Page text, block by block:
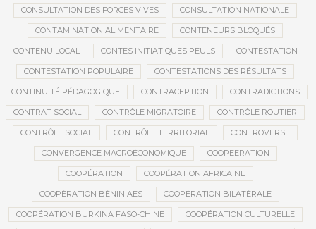
CONSULTATION DES FORCES VIVES CONSULTATION NATIONALE
CONTAMINATION ALIMENTAIRE CONTENEURS BLOQUÉS
CONTENU LOCAL CONTES INITIATIQUES PEULS CONTESTATION
CONTESTATION POPULAIRE CONTESTATIONS DES RÉSULTATS
CONTINUITÉ PÉDAGOGIQUE CONTRACEPTION CONTRADICTIONS
CONTRAT SOCIAL CONTRÔLE MIGRATOIRE CONTRÔLE ROUTIER
CONTRÔLE SOCIAL CONTRÔLE TERRITORIAL CONTROVERSE
CONVERGENCE MACROÉCONOMIQUE COOPEERATION
COOPÉRATION COOPÉRATION AFRICAINE
COOPÉRATION BÉNIN AES COOPÉRATION BILATÉRALE
COOPÉRATION BURKINA FASO-CHINE COOPÉRATION CULTURELLE